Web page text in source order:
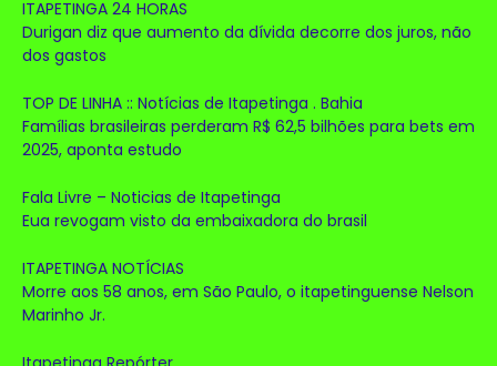
ITAPETINGA 24 HORAS
Durigan diz que aumento da dívida decorre dos juros, não
dos gastos
TOP DE LINHA :: Notícias de Itapetinga . Bahia
Famílias brasileiras perderam R$ 62,5 bilhões para bets em
2025, aponta estudo
Fala Livre – Noticias de Itapetinga
Eua revogam visto da embaixadora do brasil
ITAPETINGA NOTÍCIAS
Morre aos 58 anos, em São Paulo, o itapetinguense Nelson
Marinho Jr.